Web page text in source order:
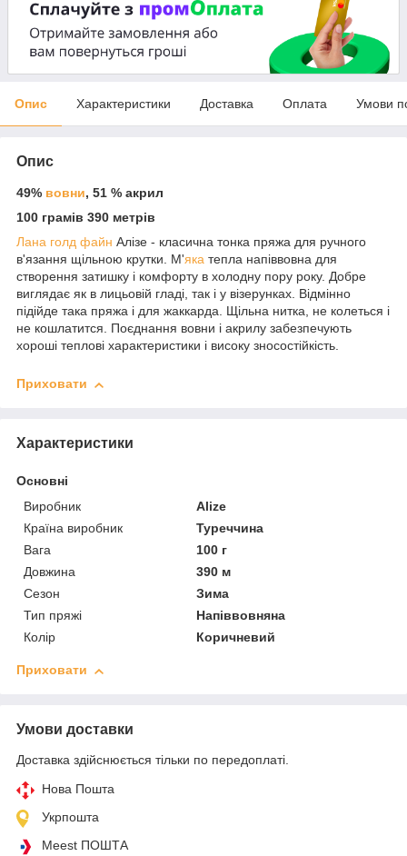
Опис Характеристики Доставка Оплата Умови
Опис
49% вовни, 51 % акрил
100 грамів 390 метрів
Лана голд файн Алізе - класична тонка пряжа для ручного
в'язання щільною крутки. М'яка тепла напіввовна для
створення затишку і комфорту в холодну пору року. Добре
виглядає як в лицьовій гладі, так і у візерунках. Відмінно
підійде така пряжа і для жаккарда. Щільна нитка, не колеться і
не кошлатится. Поєднання вовни і акрилу забезпечують
хороші теплові характеристики і високу зносостійкість.
Приховати
Характеристики
Основні
Виробник
Alize
Країна виробник
Туреччина
Вага
100 г
Довжина
390 м
Сезон
Зима
Тип пряжі
Напіввовняна
Колір
Коричневий
Приховати
Умови доставки
Доставка здійснюється тільки по передоплаті.
Нова Пошта
Укрпошта
Meest ПОШТА